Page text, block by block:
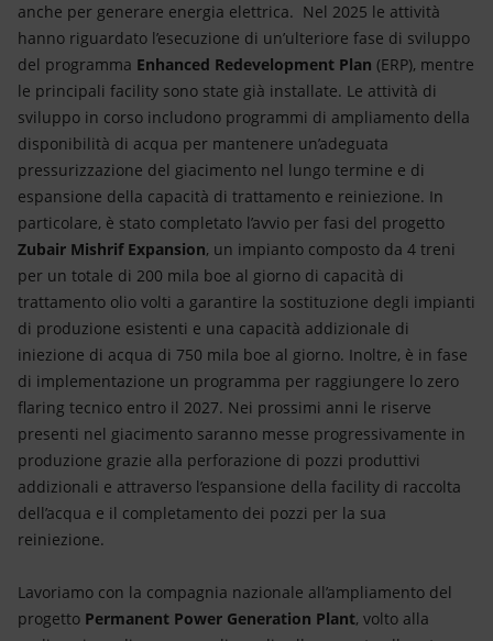
anche per generare energia elettrica. Nel 2025 le attività
hanno riguardato l’esecuzione di un’ulteriore fase di sviluppo
del programma Enhanced Redevelopment Plan (ERP), mentre
le principali facility sono state già installate. Le attività di
sviluppo in corso includono programmi di ampliamento della
disponibilità di acqua per mantenere un’adeguata
pressurizzazione del giacimento nel lungo termine e di
espansione della capacità di trattamento e reiniezione. In
particolare, è stato completato l’avvio per fasi del progetto
Zubair Mishrif Expansion, un impianto composto da 4 treni
per un totale di 200 mila boe al giorno di capacità di
trattamento olio volti a garantire la sostituzione degli impianti
di produzione esistenti e una capacità addizionale di
iniezione di acqua di 750 mila boe al giorno. Inoltre, è in fase
di implementazione un programma per raggiungere lo zero
flaring tecnico entro il 2027. Nei prossimi anni le riserve
presenti nel giacimento saranno messe progressivamente in
produzione grazie alla perforazione di pozzi produttivi
addizionali e attraverso l’espansione della facility di raccolta
dell’acqua e il completamento dei pozzi per la sua
reiniezione.
Lavoriamo con la compagnia nazionale all’ampliamento del
progetto Permanent Power Generation Plant, volto alla